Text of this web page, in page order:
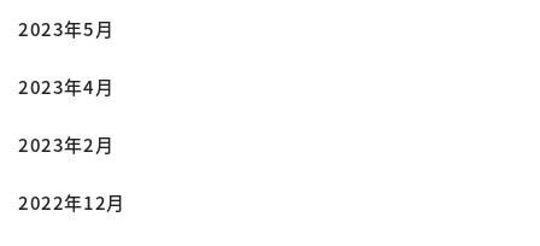
2023年5月
2023年4月
2023年2月
2022年12月